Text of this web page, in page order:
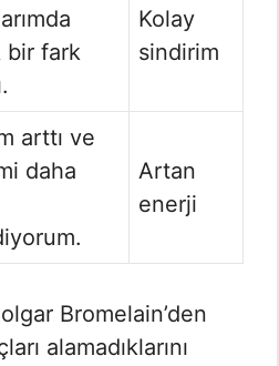
bir fark
Kolay
sindirim
arttı ve
daha
Artan
enerji
Bromelain’den
alamadıklarını